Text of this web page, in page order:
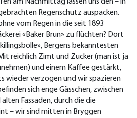
Regenschutz auspacken.
vom Regen in die seit 1893
«Baker Brun» zu flüchten? Dort
Bergens bekanntesten
reichlich Zimt und Zucker (man ist ja
und einem Kaffee gestärkt,
wieder verzogen und wir spazieren
sich enge Gässchen, zwischen
Fassaden, durch die die
– wir sind mitten in Bryggen